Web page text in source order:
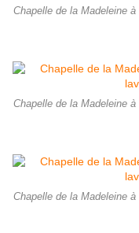
Chapelle de la Madeleine
Chapelle de la Madeleine
Chapelle de la Madeleine